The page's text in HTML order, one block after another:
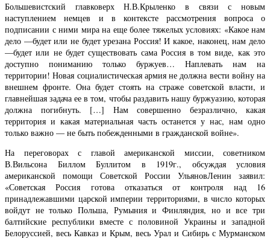
Большевистский главковерх Н.В.Крыленко в связи с новым
наступлением немцев и в контексте рассмотрения вопроса о
подписании с ними мира на еще более тяжелых условиях: «Какое нам
дело —будет или не будет урезана Россия! И какое, наконец, нам дело
—будет или не будет существовать сама Россия в том виде, как это
доступно пониманию только буржуев… Наплевать нам на
территории! Новая социалистическая армия не должна вести войну на
внешнем фронте. Она будет стоять на страже советской власти, и
главнейшая задача ее в том, чтобы раздавить нашу буржуазию, которая
должна погибнуть. […] Нам совершенно безразлично, какая
территория и какая материальная часть останется у нас, нам одно
только важно — не быть побежденными в гражданской войне».
На переговорах с главой американской миссии, советником
В.Вильсона Биллом Буллитом в 1919г., обсуждая условия
американской помощи Советской России УльяновЛенин заявил:
«Советская Россия готова отказаться от контроля над 16
принадлежавшими царской империи территориями, в число которых
войдут не только Польша, Румыния и Финляндия, но и все три
балтийские республики вместе с половиной Украины и западной
Белоруссией, весь Кавказ и Крым, весь Урал и Сибирь с Мурманском